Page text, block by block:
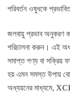
পরিবর্তন ওষুধকে
জলবায়ু প্রভাব অনুকরণ
পরিচালনা করুন। এই
সমাপ্ত পণ্য বা সক্রিয়
হয় এমন সমস্ত উপায়
অধ্যয়নের মাধ্যমে,